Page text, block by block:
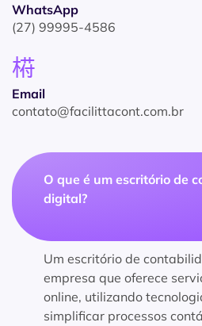
WhatsApp
(27) 99995-4586
Email
contato@facilittacont.com.br
O que é um escritório de
digital?
Um escritório de
empresa que oferece
online, utilizando
simplificar processos